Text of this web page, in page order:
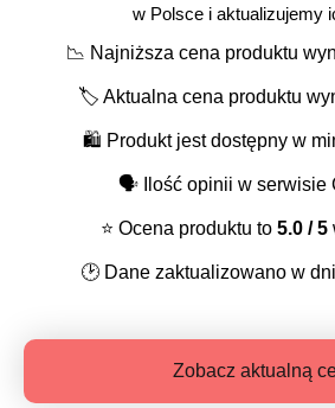
w Polsce i aktualizujemy
📉 Najniższa cena produktu
🏷️ Aktualna cena produktu
🛍️ Produkt jest dostępny w
🗣️Ilość opinii w serwisie
⭐️ Ocena produktu to 5.0/ 5
🕑Dane zaktualizowano w
Zobacz aktualną